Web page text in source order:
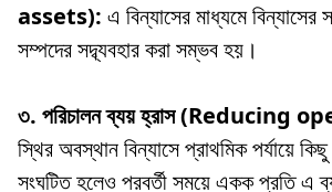
assets): এ বিন্যাসের মাধ্যমে
সম্পদের সদ্ব্যবহার করা সম্ভব হয়।
৩. পরিচালন ব্যয় হ্রাস (Reducing
স্থির অবস্থান বিন্যাসে প্রাথমিক পর্যায়ে
সংঘটিত হলেও পরবর্তী সময়ে একক প্রতি এ